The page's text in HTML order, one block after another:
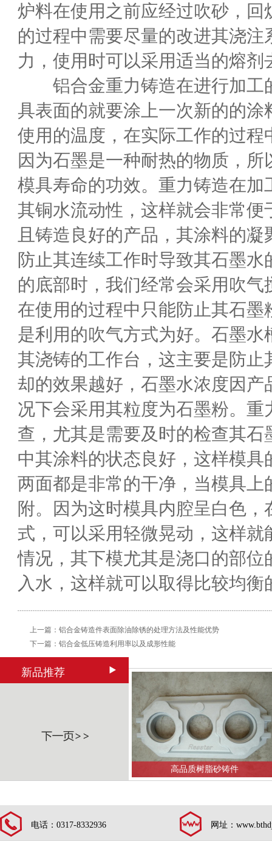
炉料在使用之前应经过吹砂，
的过程中需要尽量的改进其浇
力，使用时可以采用适当的熔剂
铝合金重力铸造在进行加工
具表面的就要涂上一次新的的
使用的温度，在实际工作的过
因为石墨是一种耐热的物质，
模具寿命的功效。重力铸造在
其铜水流动性，这样就会非常
且铸造良好的产品，其涂料的
防止其连续工作时导致其石墨
的底部时，我们经常会采用吹
在使用的过程中只能防止其石
是利用的吹气方式为好。石墨
其浇铸的工作台，这主要是防
却的效果越好，石墨水浓度因
况下会采用其粒度为石墨粉。
查，尤其是需要及时的检查其
中其涂料的状态良好，这样模
两面都是非常的干净，当模具
附。因为这时模具内腔呈白色
式，可以采用轻微晃动，这样
情况，其下模尤其是浇口的部
入水，这样就可以取得比较均衡
上一篇： 铝合金铸造件表面除油除锈的处理方法及性能优势
下一篇： 铝合金低压铸造利用率以及成形性能
新品推荐
高品质树脂砂铸件
电话：0317-8332936 网址：